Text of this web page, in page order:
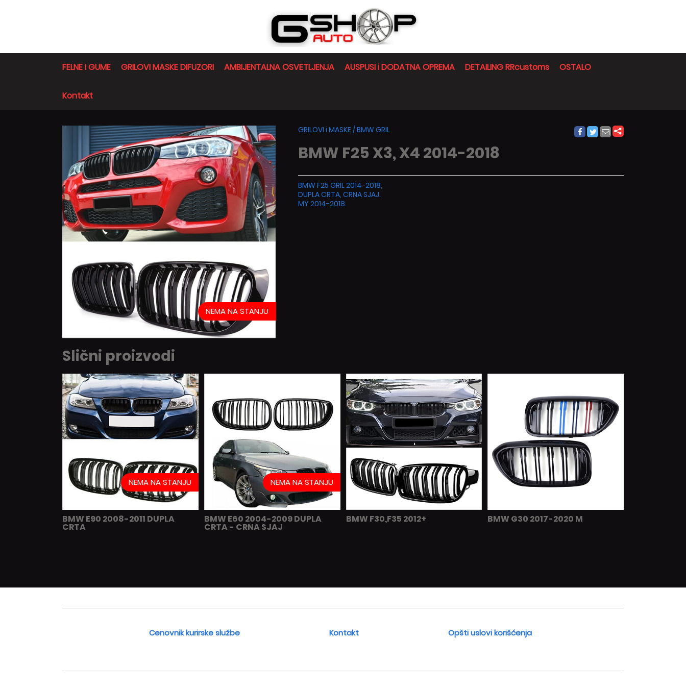
FELNE I GUME GRILOVI MASKE DIFUZORI AMBIJENTALNA OSVETLJENJA AUSPUSI i DODATNA OPREMA DETAILING RRcustoms OSTALO
Kontakt
NEMA NA STANJU
GRILOVI i MASKE/BMW GRIL
BMW F25 X3, X4 2014-2018
BMW F25 GRIL 2014-2018,
DUPLA CRTA, CRNA SJAJ.
MY 2014-2018.
Slični proizvodi
NEMA NA STANJU
BMW E90 2008-2011 DUPLA
CRTA
NEMA NA STANJU
BMW E60 2004-2009 DUPLA
CRTA - CRNA SJAJ
BMW F30,F35 2012+ BMW G30 2017-2020 M
Cenovnik kurirske službe Kontakt Opšti uslovi korišćenja